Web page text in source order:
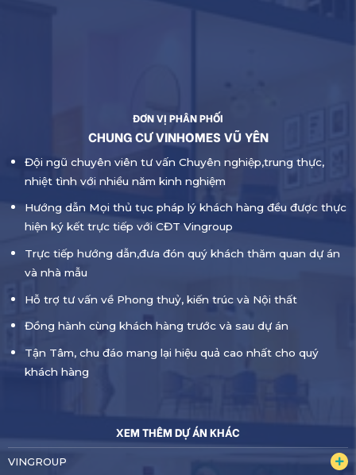
ĐƠN VỊ PHÂN PHỐI
CHUNG CƯ VINHOMES VŨ YÊN
Đội ngũ chuyên viên tư vấn Chuyên nghiệp,trung thực,
nhiệt tình với nhiều năm kinh nghiệm
Hướng dẫn Mọi thủ tục pháp lý khách hàng đều được thực
hiện ký kết trực tiếp với CĐT Vingroup
Trực tiếp hướng dẫn,đưa đón quý khách thăm quan dự án
và nhà mẫu
Hỗ trợ tư vấn về Phong thuỷ, kiến trúc và Nội thất
Đồng hành cùng khách hàng trước và sau dự án
Tận Tâm, chu đáo mang lại hiệu quả cao nhất cho quý
khách hàng
XEM THÊM DỰ ÁN KHÁC
VINGROUP